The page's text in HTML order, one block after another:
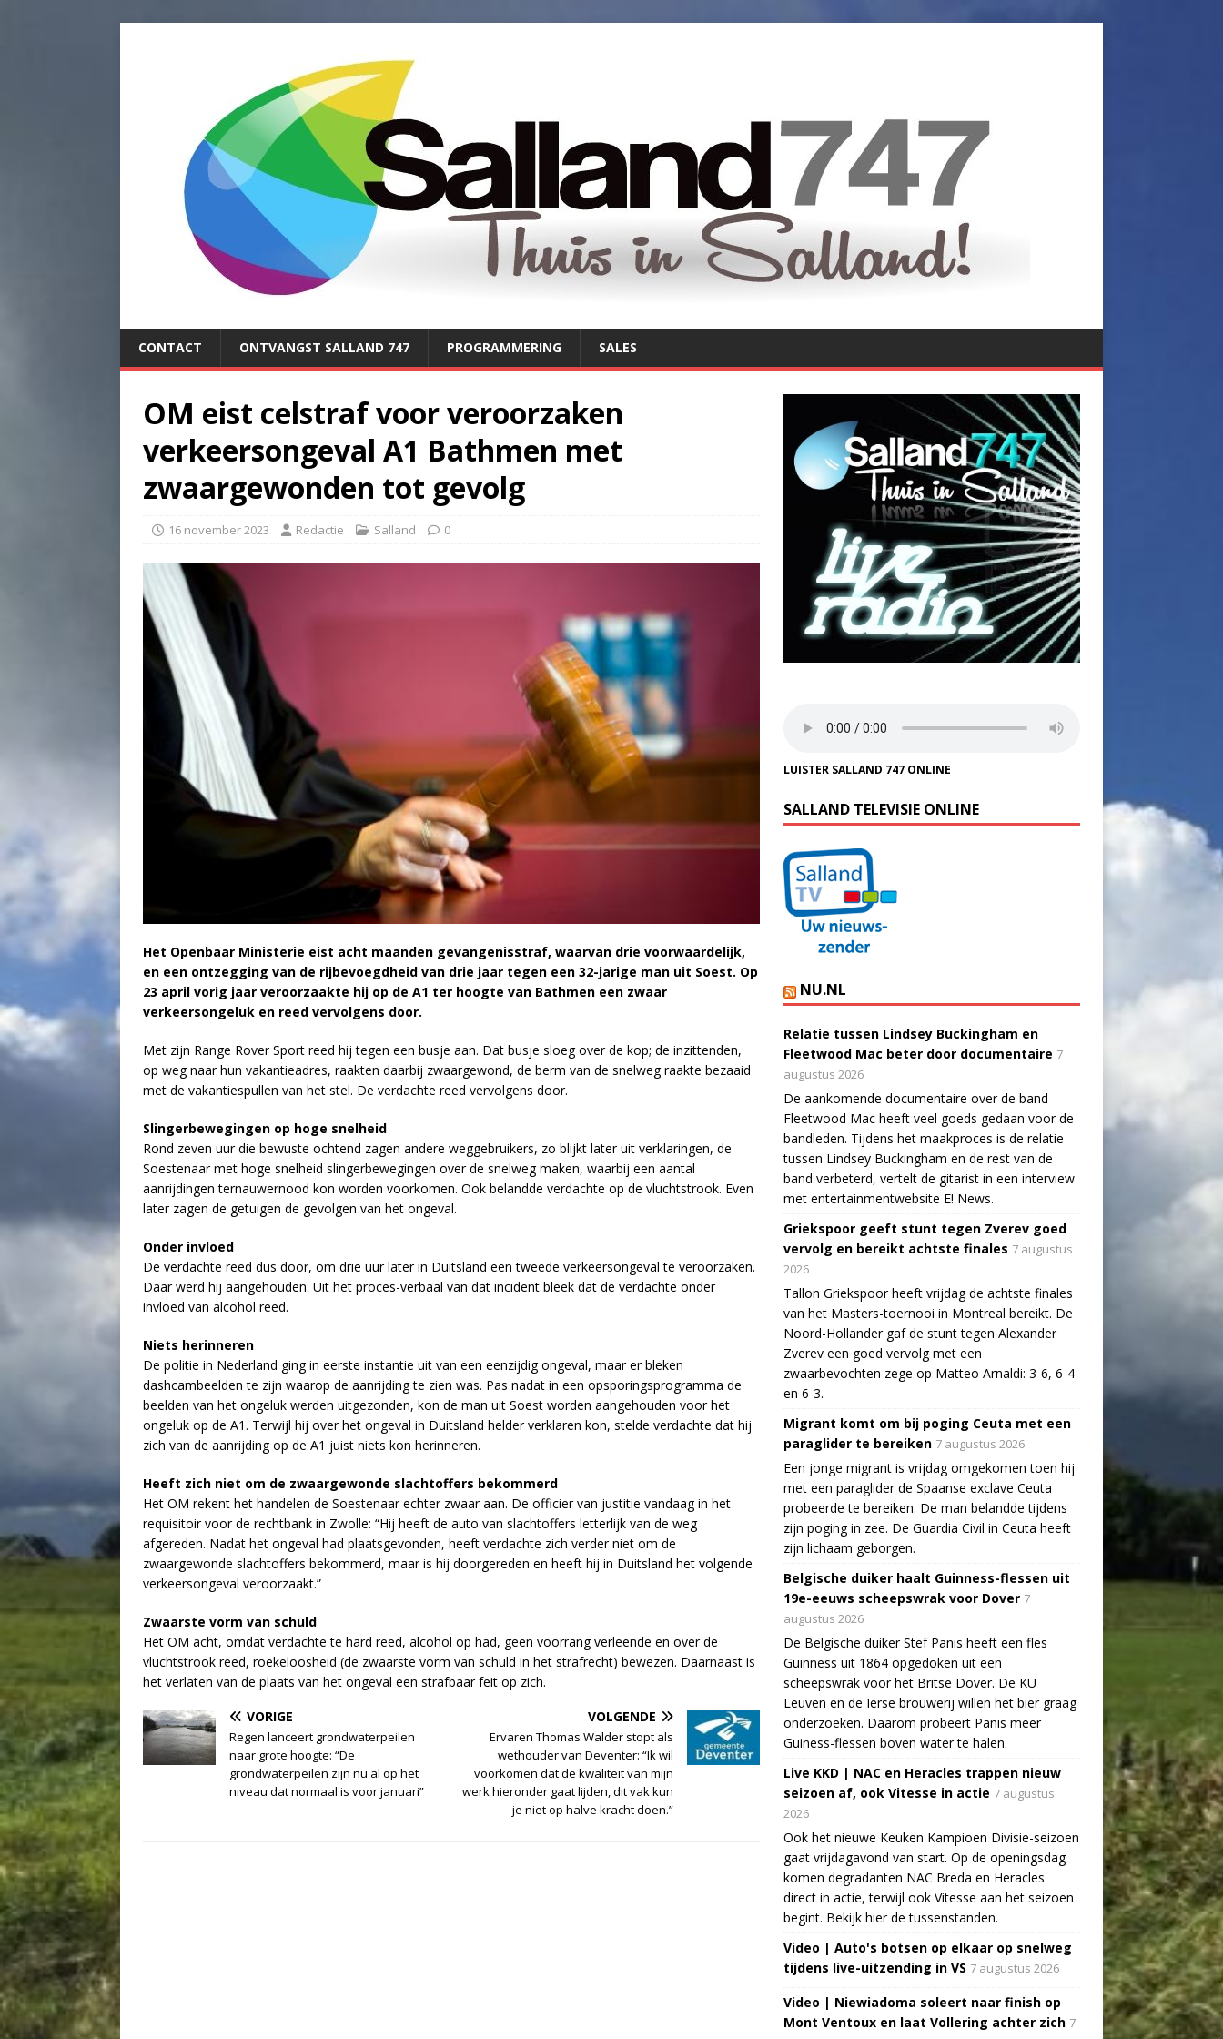
CONTACT ONTVANGST SALLAND 747 PROGRAMMERING SALES
OM eist celstraf voor veroorzaken
verkeersongeval A1 Bathmen met
zwaargewonden tot gevolg
16 november 2023 Redactie Salland 0
Het Openbaar Ministerie eist acht maanden gevangenisstraf, waarvan drie voorwaardelijk,
en een ontzegging van de rijbevoegdheid van drie jaar tegen een 32-jarige man uit Soest. Op
23 april vorig jaar veroorzaakte hij op de A1 ter hoogte van Bathmen een zwaar
verkeersongeluk en reed vervolgens door.
Met zijn Range Rover Sport reed hij tegen een busje aan. Dat busje sloeg over de kop; de inzittenden,
op weg naar hun vakantieadres, raakten daarbij zwaargewond, de berm van de snelweg raakte bezaaid
met de vakantiespullen van het stel. De verdachte reed vervolgens door.
Slingerbewegingen op hoge snelheid
Rond zeven uur die bewuste ochtend zagen andere weggebruikers, zo blijkt later uit verklaringen, de
Soestenaar met hoge snelheid slingerbewegingen over de snelweg maken, waarbij een aantal
aanrijdingen ternauwernood kon worden voorkomen. Ook belandde verdachte op de vluchtstrook. Even
later zagen de getuigen de gevolgen van het ongeval.
Onder invloed
De verdachte reed dus door, om drie uur later in Duitsland een tweede verkeersongeval te veroorzaken.
Daar werd hij aangehouden. Uit het proces-verbaal van dat incident bleek dat de verdachte onder
invloed van alcohol reed.
Niets herinneren
De politie in Nederland ging in eerste instantie uit van een eenzijdig ongeval, maar er bleken
dashcambeelden te zijn waarop de aanrijding te zien was. Pas nadat in een opsporingsprogramma de
beelden van het ongeluk werden uitgezonden, kon de man uit Soest worden aangehouden voor het
ongeluk op de A1. Terwijl hij over het ongeval in Duitsland helder verklaren kon, stelde verdachte dat hij
zich van de aanrijding op de A1 juist niets kon herinneren.
Heeft zich niet om de zwaargewonde slachtoffers bekommerd
Het OM rekent het handelen de Soestenaar echter zwaar aan. De officier van justitie vandaag in het
requisitoir voor de rechtbank in Zwolle: “Hij heeft de auto van slachtoffers letterlijk van de weg
afgereden. Nadat het ongeval had plaatsgevonden, heeft verdachte zich verder niet om de
zwaargewonde slachtoffers bekommerd, maar is hij doorgereden en heeft hij in Duitsland het volgende
verkeersongeval veroorzaakt.”
Zwaarste vorm van schuld
Het OM acht, omdat verdachte te hard reed, alcohol op had, geen voorrang verleende en over de
vluchtstrook reed, roekeloosheid (de zwaarste vorm van schuld in het strafrecht) bewezen. Daarnaast is
het verlaten van de plaats van het ongeval een strafbaar feit op zich.
VORIGE
Regen lanceert grondwaterpeilen
naar grote hoogte: “De
grondwaterpeilen zijn nu al op het
niveau dat normaal is voor januari”
VOLGENDE
Ervaren Thomas Walder stopt als
wethouder van Deventer: “Ik wil
voorkomen dat de kwaliteit van mijn
werk hieronder gaat lijden, dit vak kun
je niet op halve kracht doen.”
LUISTER SALLAND 747 ONLINE
SALLAND TELEVISIE ONLINE
NU.NL
Relatie tussen Lindsey Buckingham en
Fleetwood Mac beter door documentaire 7
augustus 2026
De aankomende documentaire over de band
Fleetwood Mac heeft veel goeds gedaan voor de
bandleden. Tijdens het maakproces is de relatie
tussen Lindsey Buckingham en de rest van de
band verbeterd, vertelt de gitarist in een interview
met entertainmentwebsite E! News.
Griekspoor geeft stunt tegen Zverev goed
vervolg en bereikt achtste finales 7 augustus
2026
Tallon Griekspoor heeft vrijdag de achtste finales
van het Masters-toernooi in Montreal bereikt. De
Noord-Hollander gaf de stunt tegen Alexander
Zverev een goed vervolg met een
zwaarbevochten zege op Matteo Arnaldi: 3-6, 6-4
en 6-3.
Migrant komt om bij poging Ceuta met een
paraglider te bereiken 7 augustus 2026
Een jonge migrant is vrijdag omgekomen toen hij
met een paraglider de Spaanse exclave Ceuta
probeerde te bereiken. De man belandde tijdens
zijn poging in zee. De Guardia Civil in Ceuta heeft
zijn lichaam geborgen.
Belgische duiker haalt Guinness-flessen uit
19e-eeuws scheepswrak voor Dover 7
augustus 2026
De Belgische duiker Stef Panis heeft een fles
Guinness uit 1864 opgedoken uit een
scheepswrak voor het Britse Dover. De KU
Leuven en de Ierse brouwerij willen het bier graag
onderzoeken. Daarom probeert Panis meer
Guiness-flessen boven water te halen.
Live KKD | NAC en Heracles trappen nieuw
seizoen af, ook Vitesse in actie 7 augustus
2026
Ook het nieuwe Keuken Kampioen Divisie-seizoen
gaat vrijdagavond van start. Op de openingsdag
komen degradanten NAC Breda en Heracles
direct in actie, terwijl ook Vitesse aan het seizoen
begint. Bekijk hier de tussenstanden.
Video | Auto's botsen op elkaar op snelweg
tijdens live-uitzending in VS 7 augustus 2026
Video | Niewiadoma soleert naar finish op
Mont Ventoux en laat Vollering achter zich 7